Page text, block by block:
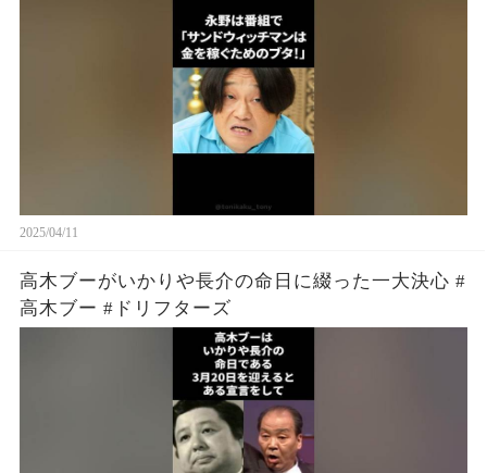
2025/04/11
高木ブーがいかりや長介の命日に綴った一大決心 #
高木ブー #ドリフターズ